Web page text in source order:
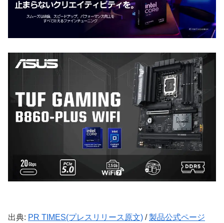
出典: PR TIMES(プレスリリース原文) /製品公式ページ